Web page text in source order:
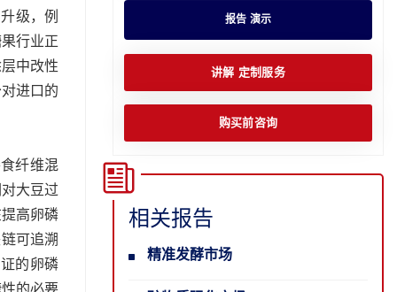
级，例
行业正
中改性
进口的
纤维混
大豆过
高卵磷
可追溯
的卵磷
报告 演示
讲解 定制服务
购买前咨询
相关报告
精准发酵市场